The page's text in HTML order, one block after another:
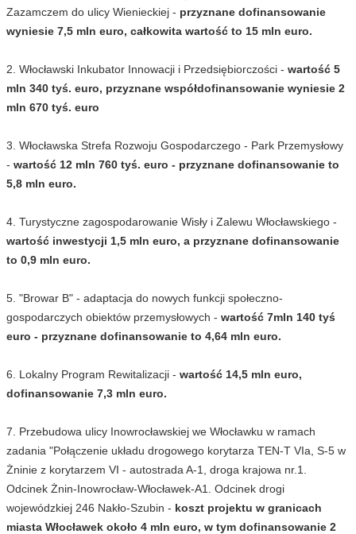
Zazamczem do ulicy Wienieckiej - przyznane dofinansowanie
wyniesie 7,5 mln euro, całkowita wartość to 15 mln euro.
2. Włocławski Inkubator Innowacji i Przedsiębiorczości - wartość 5
mln 340 tyś. euro, przyznane współdofinansowanie wyniesie 2
mln 670 tyś. euro
3. Włocławska Strefa Rozwoju Gospodarczego - Park Przemysłowy
- wartość 12 mln 760 tyś. euro - przyznane dofinansowanie to
5,8 mln euro.
4. Turystyczne zagospodarowanie Wisły i Zalewu Włocławskiego -
wartość inwestycji 1,5 mln euro, a przyznane dofinansowanie
to 0,9 mln euro.
5. "Browar B" - adaptacja do nowych funkcji społeczno-
gospodarczych obiektów przemysłowych - wartość 7mln 140 tyś
euro - przyznane dofinansowanie to 4,64 mln euro.
6. Lokalny Program Rewitalizacji - wartość 14,5 mln euro,
dofinansowanie 7,3 mln euro.
7. Przebudowa ulicy Inowrocławskiej we Włocławku w ramach
zadania "Połączenie układu drogowego korytarza TEN-T VIa, S-5 w
Żninie z korytarzem VI - autostrada A-1, droga krajowa nr.1.
Odcinek Żnin-Inowrocław-Włocławek-A1. Odcinek drogi
wojewódzkiej 246 Nakło-Szubin - koszt projektu w granicach
miasta Włocławek około 4 mln euro, w tym dofinansowanie 2